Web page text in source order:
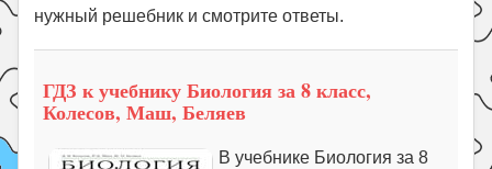
нужный решебник и смотрите ответы.
ГДЗ к учебнику Биология за 8 класс,
Колесов, Маш, Беляев
В учебнике Биология за 8